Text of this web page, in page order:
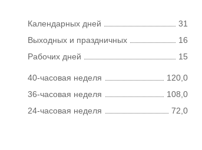
Календарных дней
31
Выходных и праздничных
16
Рабочих дней
15
40-часовая неделя
120,0
36-часовая неделя
108,0
24-часовая неделя
72,0